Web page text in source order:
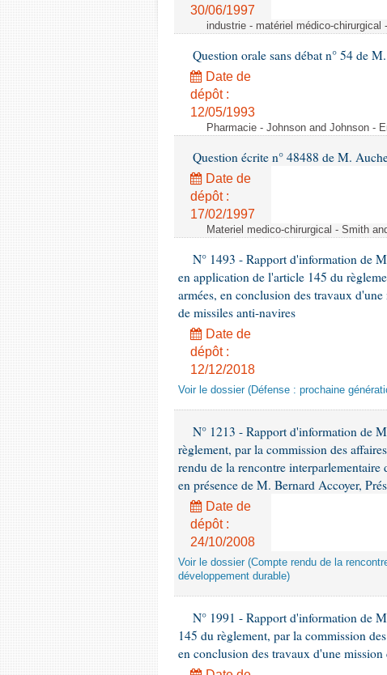
30/06/1997
industrie - matériel médico-
Question orale sans débat n° 54 de
Date de
dépôt :
12/05/1993
Pharmacie - Johnson and Johnson -
Question écrite n° 48488 de M.
Date de
dépôt :
17/02/1997
Materiel medico-chirurgical - Smith
N° 1493 - Rapport d'information de
en application de l'article 145 du
armées, en conclusion des travaux
de missiles anti-navires
Date de
dépôt :
12/12/2018
Voir le dossier (Défense : prochaine
N° 1213 - Rapport d'information de
règlement, par la commission des
rendu de la rencontre
en présence de M. Bernard Accoyer,
Date de
dépôt :
24/10/2008
Voir le dossier (Compte rendu de la
développement durable)
N° 1991 - Rapport d'information de
145 du règlement, par la commission
en conclusion des travaux d'une